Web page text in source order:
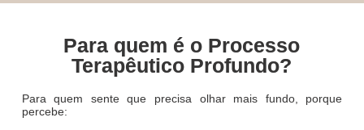
Para quem é o Processo
Terapêutico Profundo?
Para quem sente que precisa olhar mais fundo, porque
percebe: